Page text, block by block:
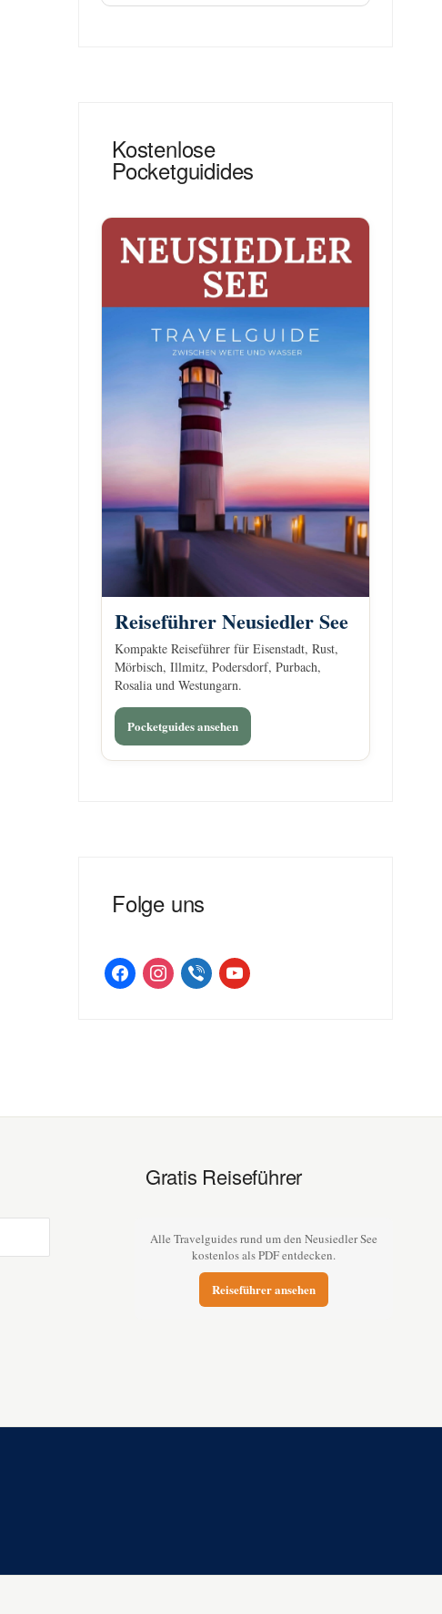
Kostenlose
Pocketguidides
Reiseführer Neusiedler See
Kompakte Reiseführer für Eisenstadt, Rust,
Mörbisch, Illmitz, Podersdorf, Purbach,
Rosalia und Westungarn.
Pocketguides ansehen
Folge uns
facebookinstagramviber youtube
Gratis Reiseführer
Alle Travelguides rund um den Neusiedler See
kostenlos als PDF entdecken.
Reiseführer ansehen